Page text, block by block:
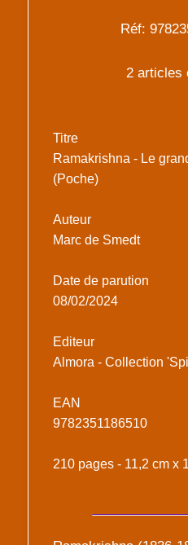
Réf:
2 articles
Titre
Ramakrishna - Le
(Poche)
Auteur
Marc de Smedt
Date de parution
08/02/2024
Editeur
Almora - Collection
EAN
9782351186510
210 pages - 11,2 cm x